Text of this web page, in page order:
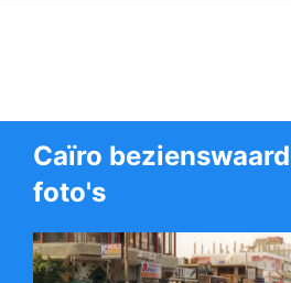
Caïro
foto's